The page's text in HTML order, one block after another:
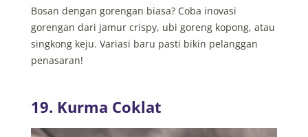
Bosan dengan gorengan biasa? Coba inovasi
gorengan dari jamur crispy, ubi goreng kopong, atau
singkong keju. Variasi baru pasti bikin pelanggan
penasaran!
19. Kurma Coklat